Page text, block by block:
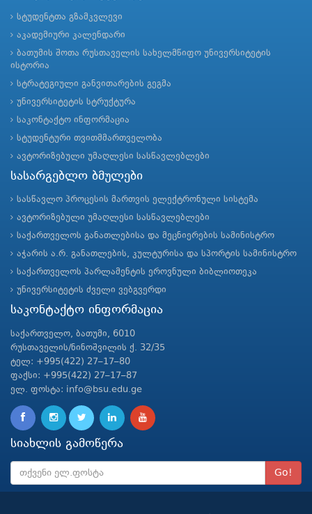
სტუდენტთა გზამკვლევი
აკადემიური კალენდარი
ბათუმის შოთა რუსთაველის სახელმწიფო უნივერსიტეტის
ისტორია
სტრატეგიული განვითარების გეგმა
უნივერსიტეტის სტრუქტურა
საკონტაქტო ინფორმაცია
სტუდენტური თვითმმართველობა
ავტორიზებული უმაღლესი სასწავლებლები
სასარგებლო ბმულები
სასწავლო პროცესის მართვის ელექტრონული სისტემა
ავტორიზებული უმაღლესი სასწავლებლები
საქართველოს განათლებისა და მეცნიერების სამინისტრო
აჭარის ა.რ. განათლების, კულტურისა და სპორტის სამინისტრო
საქართველოს პარლამენტის ეროვნული ბიბლიოთეკა
უნივერსიტეტის ძველი ვებგვერდი
საკონტაქტო ინფორმაცია
საქართველო, ბათუმი, 6010
რუსთაველის/ნინოშვილის ქ. 32/35
ტელ: +995(422) 27–17–80
ფაქსი: +995(422) 27–17–87
ელ. ფოსტა: info@bsu.edu.ge
სიახლის გამოწერა
Go!